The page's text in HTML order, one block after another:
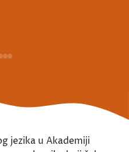
jezika u Akademiji